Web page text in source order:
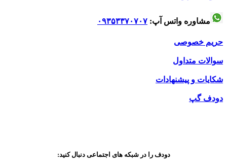
مشاوره واتس آپ: ۰۹۳۵۳۳۷۰۷۰۷
حریم خصوصی
سوالات متداول
شکایات و پیشنهادات
دودف گپ
دودف را در شبکه های اجتماعی دنبال کنید: